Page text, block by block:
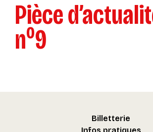
Pièce
no9
Billetterie